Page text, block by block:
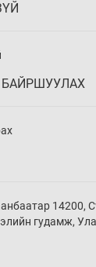
14 цаг 00
Уржигдар 13 цаг 30
БАЙРШУУЛАХ
14200,
гудамж,